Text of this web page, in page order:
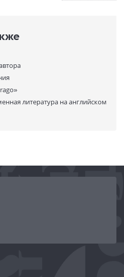
suspicion at the hints in Ambrose's
heart. But when she arrives at the
woman from the one described
and magnetic, Philip
she have had a hand in Ambrose's
литература на английском